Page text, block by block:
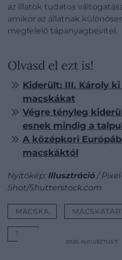
az illatok tudatos
amikor az állatnak
megfelelő tápanyagbevitel.
Olvasd el ezt is!
Kiderült: III. Károly
macskákat
Végre tényleg
esnek mindig a
A középkori
macskáktól
Nyitókép: Illusztráció /
Shot/Shutterstock.com
MACSKA
TÁP
2026. AUGUSZTUS